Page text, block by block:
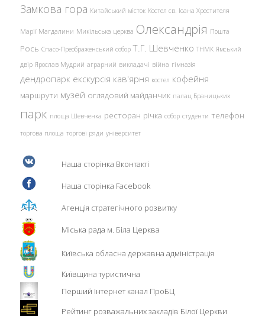
Замкова гора Китайський місток Костел св. Іоана Хрестителя
Марії Магдалини Микільська церква Олександрія Пошта
Рось Спасо-Преображенський собор Т.Г. Шевченко ТНМК Ямський
двір Ярослав Мудрий аграрний викладачі війна гімназія
дендропарк екскурсія кав'ярня костел кофейня
маршрути музей оглядовий майданчик палац Браницьких
парк площа Шевченка ресторан річка собор студенти телефон
торгова площа торгові ряди університет
Наша сторінка Вконтакті
Наша сторінка Facebook
Агенція стратегічного розвитку
Міська рада м. Біла Церква
Київська обласна державна адміністрація
Київщина туристична
Перший Інтернет канал ПроБЦ
Рейтинг розважальних закладів Білої Церкви